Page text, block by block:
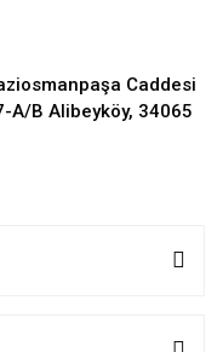
Caddesi
A/B Alibeyköy, 34065